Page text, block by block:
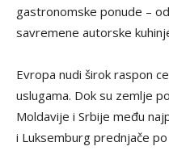
gastronomske ponude –
savremene autorske
Evropa nudi širok raspon
uslugama. Dok su zemlje
Moldavije i Srbije među
i Luksemburg prednjače